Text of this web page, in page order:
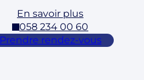
En savoir plus
058 234 00 60
Prendre rendez-vous